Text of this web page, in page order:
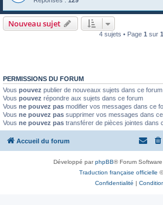
Nouveau sujet
4 sujets • Page 1 sur 1
PERMISSIONS DU FORUM
Vous pouvez publier de nouveaux sujets dans ce forum
Vous pouvez répondre aux sujets dans ce forum
Vous ne pouvez pas modifier vos messages dans ce
Vous ne pouvez pas supprimer vos messages dans
Vous ne pouvez pas transférer de pièces jointes dans
Accueil du forum
Développé parphpBB® Forum
Traduction française officielle
Confidentialité |